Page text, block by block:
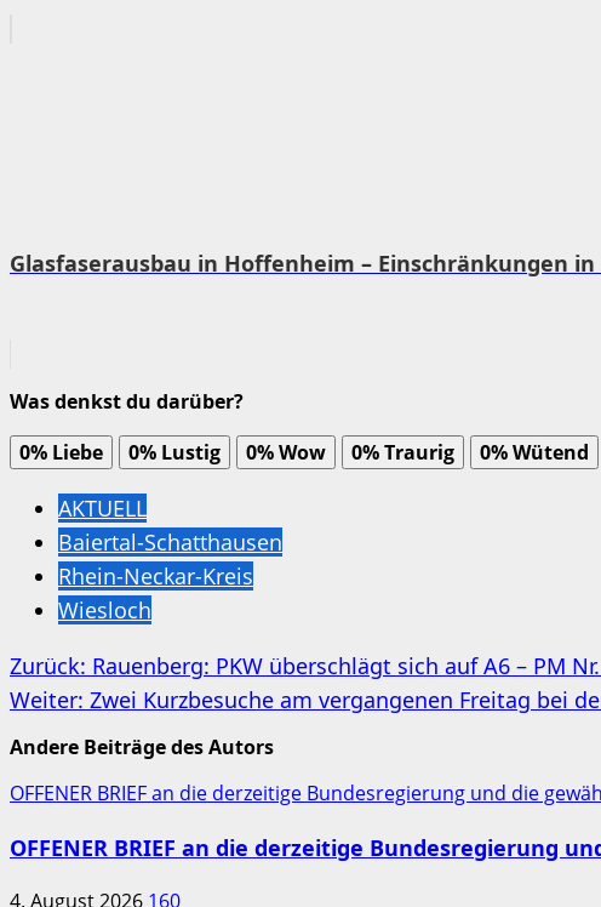
Glasfaserausbau in Hoffenheim – Einschränkungen
Was denkst du darüber?
0% Liebe 0% Lustig 0%Wow 0%Traurig 0%Wütend
AKTUELL
Baiertal-Schatthausen
Rhein-Neckar-Kreis
Wiesloch
Beitragsnavigation
Zurück: Rauenberg: PKW überschlägt sich auf A6 – PM
Weiter: Zwei Kurzbesuche am vergangenen Freitag bei
Andere Beiträge des Autors
OFFENER BRIEF an die derzeitige Bundesregierung und die
OFFENER BRIEF an die derzeitige Bundesregierung
4. August 2026 160